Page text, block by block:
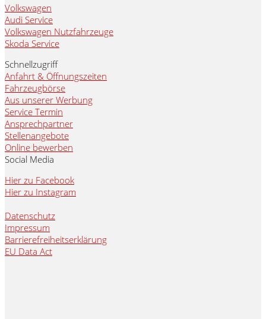
Volkswagen
Audi Service
Volkswagen Nutzfahrzeuge
Skoda Service
Schnellzugriff
Anfahrt & Öffnungszeiten
Fahrzeugbörse
Aus unserer Werbung
Service Termin
Ansprechpartner
Stellenangebote
Online bewerben
Social Media
Hier zu Facebook
Hier zu Instagram
Datenschutz
Impressum
Barrierefreiheitserklärung
EU Data Act